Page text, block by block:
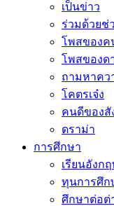
เป็นข่าว
ร่วมด้วยช่
โพสของค
โพสของด
ถามหาคว
โคตรเจ๋ง
คนดีของสั
ดราม่า
การศึกษา
เรียนอังก
ทุนการศึก
ศึกษาต่อต่